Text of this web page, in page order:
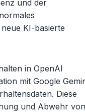
und der
KI-basierte
in OpenAI
mit Google
Diese
und Abwehr von